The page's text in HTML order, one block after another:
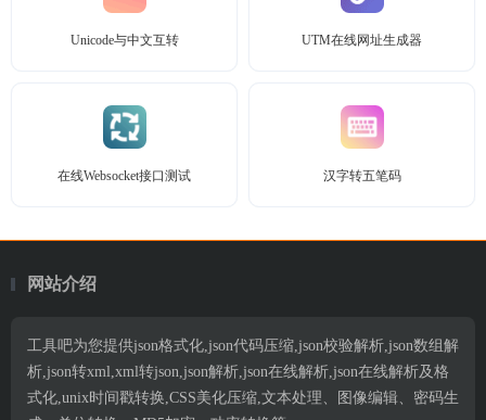
Unicode与中文互转 UTM在线网址生成器
在线Websocket接口测试 汉字转五笔码
网站介绍
工具吧为您提供json格式化,json代码压缩,json校验解析,json数组解
析,json转xml,xml转json,json解析,json在线解析,json在线解析及格
式化,unix时间戳转换,CSS美化压缩,文本处理、图像编辑、密码生